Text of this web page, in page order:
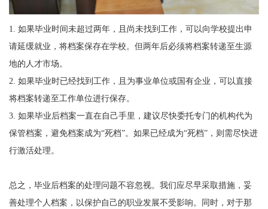
1. 如果毕业时间未超过两年，且尚未找到工作，可以向学校提出申
请延缓就业，将档案保存在学校。但两年后必须将档案转递至生源
地的人才市场。
2. 如果毕业时已经找到工作，且为事业单位或国有企业，可以直接
将档案转递至工作单位进行保存。
3. 如果毕业后档案一直在自己手里，建议尽快委托专门的机构代为
保管档案，避免档案成为“死档”。如果已经成为“死档”，则需尽快进
行激活处理。
总之，毕业后档案的处理问题不容忽视。我们应尽早采取措施，妥
善处理个人档案，以保护自己的职业发展不受影响。同时，对于那